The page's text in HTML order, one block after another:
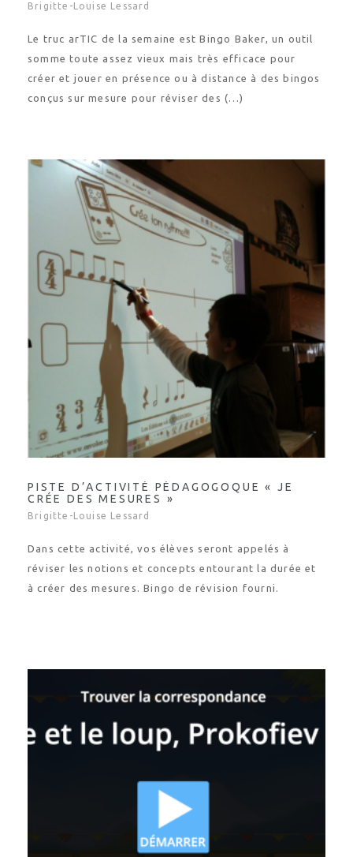
Brigitte-Louise Lessard
Le truc arTIC de la semaine est Bingo Baker, un outil
somme toute assez vieux mais très efficace pour
créer et jouer en présence ou à distance à des bingos
conçus sur mesure pour réviser des (…)
PISTE D’ACTIVITÉ PÉDAGOGOQUE « JE
CRÉE DES MESURES »
Brigitte-Louise Lessard
Dans cette activité, vos élèves seront appelés à
réviser les notions et concepts entourant la durée et
à créer des mesures. Bingo de révision fourni.